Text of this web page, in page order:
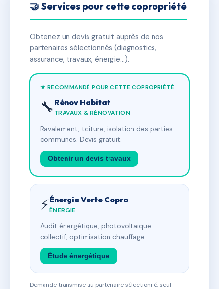
🤝 Services pour cette copropriété
Obtenez un devis gratuit auprès de nos
partenaires sélectionnés (diagnostics,
assurance, travaux, énergie…).
★ RECOMMANDÉ POUR CETTE COPROPRIÉTÉ
🔧 Rénov Habitat
TRAVAUX & RÉNOVATION
Ravalement, toiture, isolation des parties
communes. Devis gratuit.
Obtenir un devis travaux
⚡Énergie Verte Copro
ÉNERGIE
Audit énergétique, photovoltaïque
collectif, optimisation chauffage.
Étude énergétique
Demande transmise au partenaire sélectionné, seul